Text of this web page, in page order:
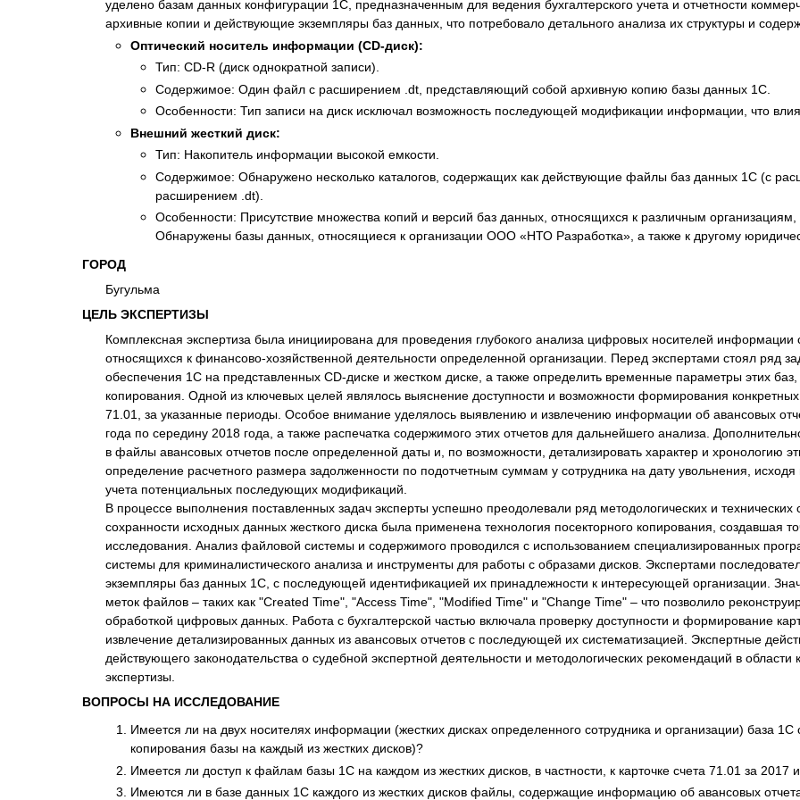
Психиатрическая экспертиза
Психологическая экспертиза
Фоноскопическая экспертиза
Экономическая экспертиза
Экспертиза давности создания
уделено базам данных конфигурации 1С, предназначенным для ведения бухгалтерского учета и отчетности
архивные копии и действующие экземпляры баз данных, что потребовало детального анализа их структуры и
Оптический носитель информации (CD-диск):
Тип: CD-R (диск однократной записи).
Содержимое: Один файл с расширением .dt, представляющий собой архивную копию базы данных 1С.
Особенности: Тип записи на диск исключал возможность последующей модификации информации, что
Внешний жесткий диск:
Тип: Накопитель информации высокой емкости.
Содержимое: Обнаружено несколько каталогов, содержащих как действующие файлы баз данных 1С (с
расширением .dt).
Особенности: Присутствие множества копий и версий баз данных, относящихся к различным
Обнаружены базы данных, относящиеся к организации ООО «НТО Разработка», а также к другому
ГОРОД
Бугульма
ЦЕЛЬ ЭКСПЕРТИЗЫ
Комплексная экспертиза была инициирована для проведения глубокого анализа цифровых носителей информации
относящихся к финансово-хозяйственной деятельности определенной организации. Перед экспертами стоял ряд
обеспечения 1С на представленных CD-диске и жестком диске, а также определить временные параметры этих
копирования. Одной из ключевых целей являлось выяснение доступности и возможности формирования конкретных
71.01, за указанные периоды. Особое внимание уделялось выявлению и извлечению информации об авансовых
года по середину 2018 года, а также распечатка содержимого этих отчетов для дальнейшего анализа.
в файлы авансовых отчетов после определенной даты и, по возможности, детализировать характер и хронологию
определение расчетного размера задолженности по подотчетным суммам у сотрудника на дату увольнения,
учета потенциальных последующих модификаций.
В процессе выполнения поставленных задач эксперты успешно преодолевали ряд методологических и
сохранности исходных данных жесткого диска была применена технология посекторного копирования, создавшая
исследования. Анализ файловой системы и содержимого проводился с использованием специализированных
системы для криминалистического анализа и инструменты для работы с образами дисков. Экспертами
экземпляры баз данных 1С, с последующей идентификацией их принадлежности к интересующей организации.
меток файлов – таких как "Created Time", "Access Time", "Modified Time" и "Change Time" – что позволило
обработкой цифровых данных. Работа с бухгалтерской частью включала проверку доступности и формирование
извлечение детализированных данных из авансовых отчетов с последующей их систематизацией. Экспертные
действующего законодательства о судебной экспертной деятельности и методологических рекомендаций в области
экспертизы.
ВОПРОСЫ НА ИССЛЕДОВАНИЕ
Имеется ли на двух носителях информации (жестких дисках определенного сотрудника и организации) база
копирования базы на каждый из жестких дисков)?
Имеется ли доступ к файлам базы 1С на каждом из жестких дисков, в частности, к карточке счета 71.01 за 2017
Имеются ли в базе данных 1С каждого из жестких дисков файлы, содержащие информацию об авансовых